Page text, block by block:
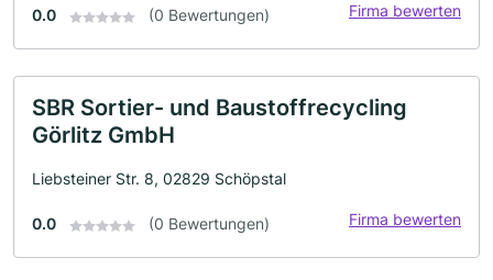
0.0 (0 Bewertungen) Firma bewerten
SBR Sortier- und Baustoffrecycling
Görlitz GmbH
Liebsteiner Str. 8, 02829 Schöpstal
0.0 (0 Bewertungen) Firma bewerten